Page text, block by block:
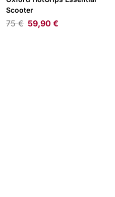
Scooter
75€ 59,90 €